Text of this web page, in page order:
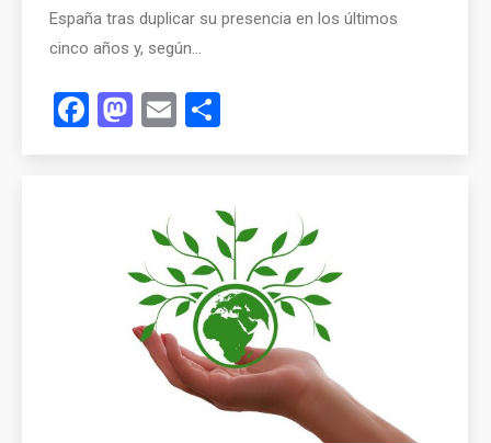
España tras duplicar su presencia en los últimos
cinco años y, según…
Facebook
Mastodon
Email